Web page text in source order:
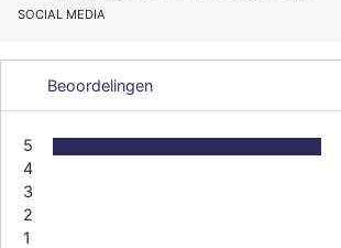
SOCIAL MEDIA
Beoordelingen
5
4
3
2
1